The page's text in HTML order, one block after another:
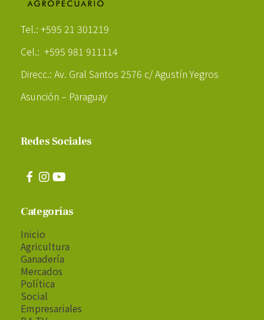
Tel.: +595 21 301219
Cel.: +595 981 911114
Direcc.: Av. Gral Santos 2576 c/ Agustín Yegros
Asunción – Paraguay
Redes Sociales
Categorías
Inicio
Agricultura
Ganadería
Mercados
Política
Social
Empresariales